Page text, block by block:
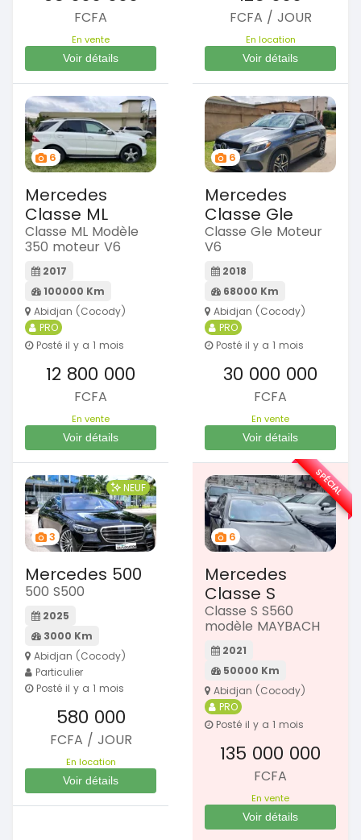
FCFA
En vente
Voir détails
FCFA / JOUR
En location
Voir détails
6
Mercedes
Classe ML
Classe ML Modèle
350 moteur V6
2017
100000 Km
Abidjan (Cocody)
PRO
Posté il y a 1 mois
12 800 000
FCFA
En vente
Voir détails
6
Mercedes
Classe Gle
Classe Gle Moteur
V6
2018
68000 Km
Abidjan (Cocody)
PRO
Posté il y a 1 mois
30 000 000
FCFA
En vente
Voir détails
3
NEUF
Mercedes 500
500 S500
2025
3000 Km
Abidjan (Cocody)
Particulier
Posté il y a 1 mois
580 000
FCFA / JOUR
En location
Voir détails
6
Mercedes
Classe S
Classe S S560
modèle MAYBACH
2021
50000 Km
Abidjan (Cocody)
PRO
Posté il y a 1 mois
135 000 000
FCFA
En vente
Voir détails
SPÉCIAL